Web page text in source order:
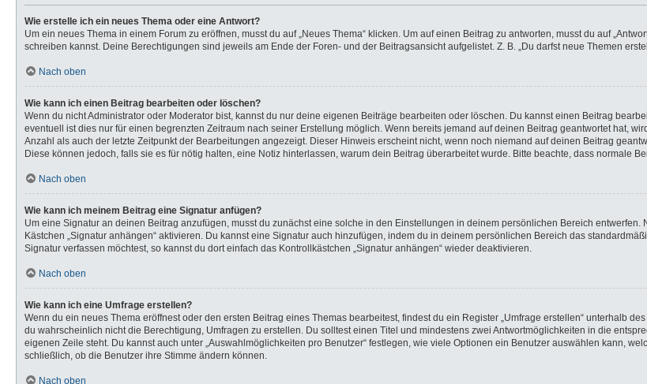
Wie erstelle ich ein neues Thema oder eine Antwort?
Um ein neues Thema in einem Forum zu eröffnen, musst du auf „Neues Thema“ klicken. Um auf einen Beitrag zu antworten, musst du auf
schreiben kannst. Deine Berechtigungen sind jeweils am Ende der Foren- und der Beitragsansicht aufgelistet. Z. B. „Du darfst neue Themen
Nach oben
Wie kann ich einen Beitrag bearbeiten oder löschen?
Wenn du nicht Administrator oder Moderator bist, kannst du nur deine eigenen Beiträge bearbeiten oder löschen. Du kannst einen Beitrag
eventuell ist dies nur für einen begrenzten Zeitraum nach seiner Erstellung möglich. Wenn bereits jemand auf deinen Beitrag geantwortet hat,
Anzahl als auch der letzte Zeitpunkt der Bearbeitungen angezeigt. Dieser Hinweis erscheint nicht, wenn noch niemand auf deinen Beitrag
Diese können jedoch, falls sie es für nötig halten, eine Notiz hinterlassen, warum dein Beitrag überarbeitet wurde. Bitte beachte, dass normale
Nach oben
Wie kann ich meinem Beitrag eine Signatur anfügen?
Um eine Signatur an deinen Beitrag anzufügen, musst du zunächst eine solche in den Einstellungen in deinem persönlichen Bereich
Kästchen „Signatur anhängen“ aktivieren. Du kannst eine Signatur auch hinzufügen, indem du in deinem persönlichen Bereich das
Signatur verfassen möchtest, so kannst du dort einfach das Kontrollkästchen „Signatur anhängen“ wieder deaktivieren.
Nach oben
Wie kann ich eine Umfrage erstellen?
Wenn du ein neues Thema eröffnest oder den ersten Beitrag eines Themas bearbeitest, findest du ein Register „Umfrage erstellen“ unterhalb
du wahrscheinlich nicht die Berechtigung, Umfragen zu erstellen. Du solltest einen Titel und mindestens zwei Antwortmöglichkeiten in die
eigenen Zeile steht. Du kannst auch unter „Auswahlmöglichkeiten pro Benutzer“ festlegen, wie viele Optionen ein Benutzer auswählen kann,
schließlich, ob die Benutzer ihre Stimme ändern können.
Nach oben